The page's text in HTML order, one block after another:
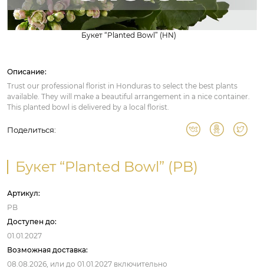
Букет “Planted Bowl” (HN)
Описание:
Trust our professional florist in Honduras to select the best plants
available. They will make a beautiful arrangement in a nice container.
This planted bowl is delivered by a local florist.
Поделиться:
Букет “Planted Bowl” (PB)
Артикул:
PB
Доступен до:
01.01.2027
Возможная доставка:
08.08.2026, или до 01.01.2027 включительно